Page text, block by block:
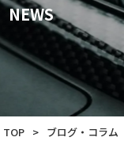
NEWS
TOP > ブログ・コラム